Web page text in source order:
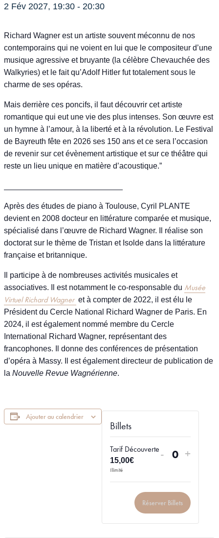
2 Fév 2027, 19:30 - 20:30
Richard Wagner est un artiste souvent méconnu de nos
contemporains qui ne voient en lui que le compositeur d’une
musique agressive et bruyante (la célèbre Chevauchée des
Walkyries) et le fait qu’Adolf Hitler fut totalement sous le
charme de ses opéras.
Mais derrière ces poncifs, il faut découvrir cet artiste
romantique qui eut une vie des plus intenses. Son œuvre est
un hymne à l’amour, à la liberté et à la révolution. Le Festival
de Bayreuth fête en 2026 ses 150 ans et ce sera l’occasion
de revenir sur cet évènement artistique et sur ce théâtre qui
reste un lieu unique en matière d’acoustique.”
Après des études de piano à Toulouse, Cyril PLANTE
devient en 2008 docteur en littérature comparée et musique,
spécialisé dans l’œuvre de Richard Wagner. Il réalise son
doctorat sur le thème de Tristan et Isolde dans la littérature
française et britannique.
Il participe à de nombreuses activités musicales et
associatives. Il est notamment le co-responsable du Musée
Virtuel Richard Wagner et à compter de 2022, il est élu le
Président du Cercle National Richard Wagner de Paris. En
2024, il est également nommé membre du Cercle
International Richard Wagner, représentant des
francophones. Il donne des conférences de présentation
d’opéra à Massy. Il est également directeur de publication de
la Nouvelle Revue Wagnérienne.
Ajouter au calendrier
Billets
Tarif Découverte
15,00€
Illimité
- Quantité
+
Réserver Billets